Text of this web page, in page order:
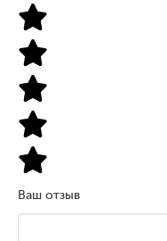
Ваш отзыв